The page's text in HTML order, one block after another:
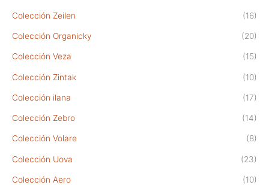
Colección Zeilen (16)
Colección Organicky (20)
Colección Veza (15)
Colección Zintak (10)
Colección ilana (17)
Colección Zebro (14)
Colección Volare (8)
Colección Uova (23)
Colección Aero (10)